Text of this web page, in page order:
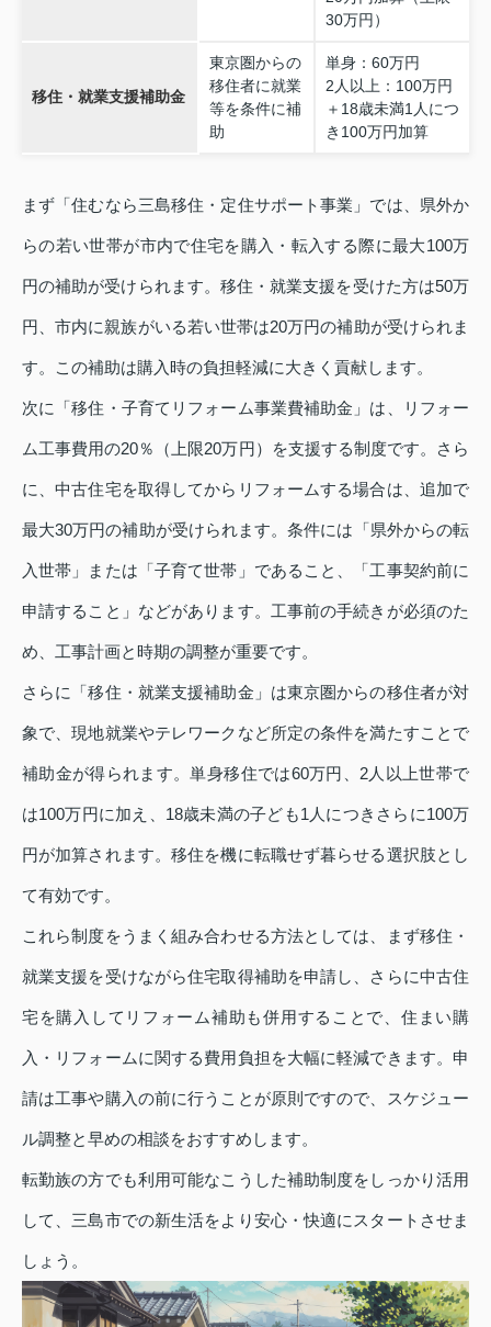
30万円）
移住・就業支援補助金
東京圏からの
移住者に就業
等を条件に補
助
単身：60万円
2人以上：100万円
＋18歳未満1人につ
き100万円加算
まず「住むなら三島移住・定住サポート事業」では、県外か
らの若い世帯が市内で住宅を購入・転入する際に最大100万
円の補助が受けられます。移住・就業支援を受けた方は50万
円、市内に親族がいる若い世帯は20万円の補助が受けられま
す。この補助は購入時の負担軽減に大きく貢献します。
次に「移住・子育てリフォーム事業費補助金」は、リフォー
ム工事費用の20％（上限20万円）を支援する制度です。さら
に、中古住宅を取得してからリフォームする場合は、追加で
最大30万円の補助が受けられます。条件には「県外からの転
入世帯」または「子育て世帯」であること、「工事契約前に
申請すること」などがあります。工事前の手続きが必須のた
め、工事計画と時期の調整が重要です。
さらに「移住・就業支援補助金」は東京圏からの移住者が対
象で、現地就業やテレワークなど所定の条件を満たすことで
補助金が得られます。単身移住では60万円、2人以上世帯で
は100万円に加え、18歳未満の子ども1人につきさらに100万
円が加算されます。移住を機に転職せず暮らせる選択肢とし
て有効です。
これら制度をうまく組み合わせる方法としては、まず移住・
就業支援を受けながら住宅取得補助を申請し、さらに中古住
宅を購入してリフォーム補助も併用することで、住まい購
入・リフォームに関する費用負担を大幅に軽減できます。申
請は工事や購入の前に行うことが原則ですので、スケジュー
ル調整と早めの相談をおすすめします。
転勤族の方でも利用可能なこうした補助制度をしっかり活用
して、三島市での新生活をより安心・快適にスタートさせま
しょう。